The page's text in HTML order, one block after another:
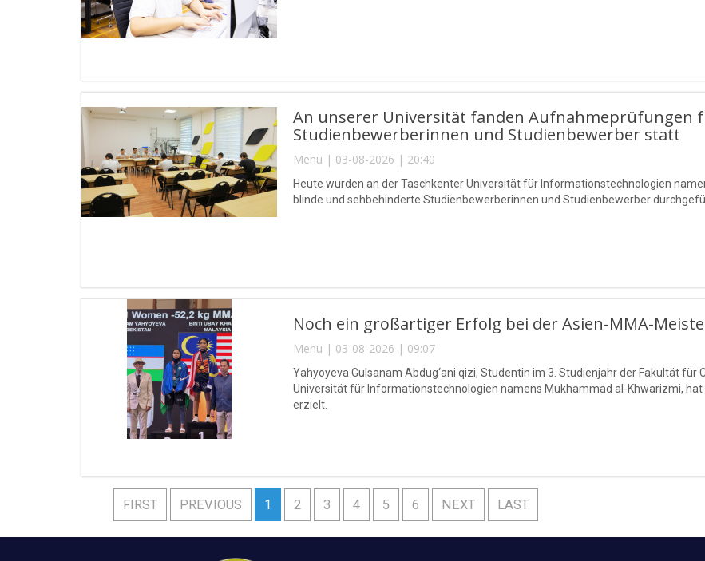
An unserer Universität fanden Aufnahmeprüfungen
Studienbewerberinnen und Studienbewerber statt
Menu | 03-08-2026 | 20:40
Heute wurden an der Taschkenter Universität für Informationstechnologien
blinde und sehbehinderte Studienbewerberinnen und Studienbewerber
Noch ein großartiger Erfolg bei der Asien-MMA-
Menu | 03-08-2026 | 09:07
Yahyoyeva Gulsanam Abdug‘ani qizi, Studentin im 3. Studienjahr der Fakultät
Universität für Informationstechnologien namens Mukhammad al-Khwarizmi,
erzielt.
FIRST PREVIOUS 1 2 3 4 5 6 NEXT LAST